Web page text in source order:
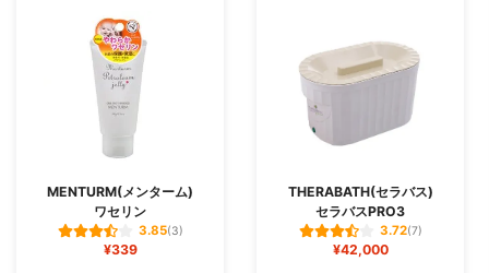
MENTURM(メンターム)
ワセリン
3.85(3)
¥339
THERABATH(セラバス)
セラバスPRO3
3.72(7)
¥42,000